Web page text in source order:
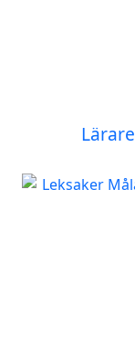
Lärare